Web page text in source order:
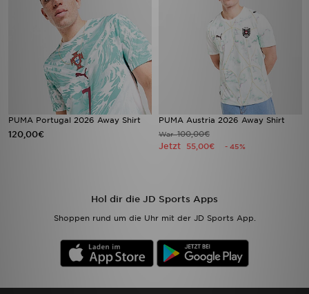
PUMA Portugal 2026 Away Shirt
120,00€
PUMA Austria 2026 Away Shirt
War100,00€
Jetzt 55,00€ - 45%
Hol dir die JD Sports Apps
Shoppen rund um die Uhr mit der JD Sports App.